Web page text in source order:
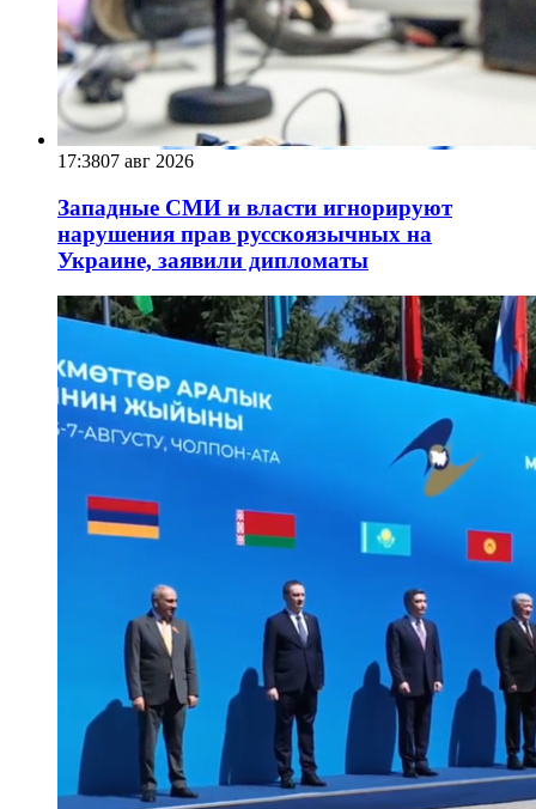
17:3807 авг 2026
Западные СМИ и власти игнорируют
нарушения прав русскоязычных на
Украине, заявили дипломаты